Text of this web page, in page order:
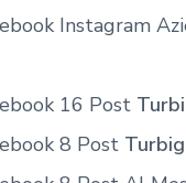
Instagram
16 Post
8 Post